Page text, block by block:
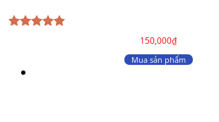
150,000₫
Mua sản phẩm